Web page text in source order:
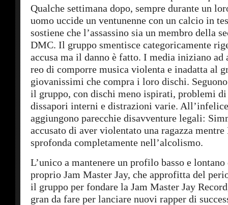
Qualche settimana dopo, sempre durante un
uomo uccide un ventunenne con un calcio in
sostiene che l’assassino sia un membro della
DMC. Il gruppo smentisce categoricamente
accusa ma il danno è fatto. I media iniziano
reo di comporre musica violenta e inadatta al
giovanissimi che compra i loro dischi.
il gruppo, con dischi meno ispirati, problemi di
dissapori interni e distrazioni varie.
aggiungono parecchie disavventure legali:
accusato di aver violentato una ragazza
sprofonda completamente nell’alcolismo.
L’unico a mantenere un profilo basso e
proprio Jam Master Jay, che approfitta del
il gruppo per fondare la Jam Master Jay
gran da fare per lanciare nuovi rapper di